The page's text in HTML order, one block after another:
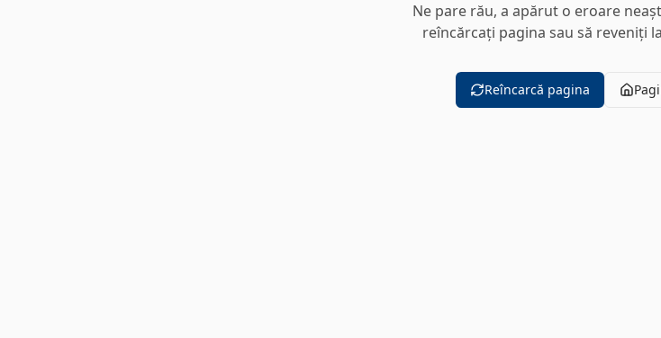
Ne pare rău, a apărut o eroare
reîncărcați pagina sau să reveniți
Reîncarcă pagina